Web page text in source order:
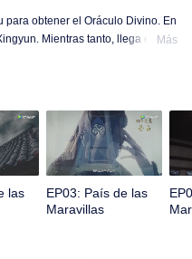
para obtener el Oráculo Divino. En
Mientras tanto, llega el
entre el Señor Demonio y Ye
Más
las
EP03: País de las
Maravillas